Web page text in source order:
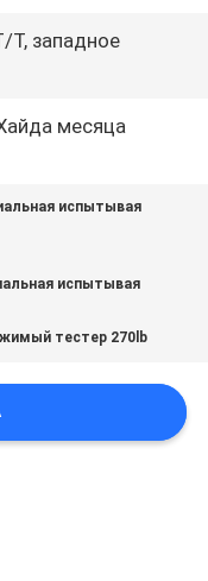
T, западное
месяца
испытывая
испытывая
тестер 270lb